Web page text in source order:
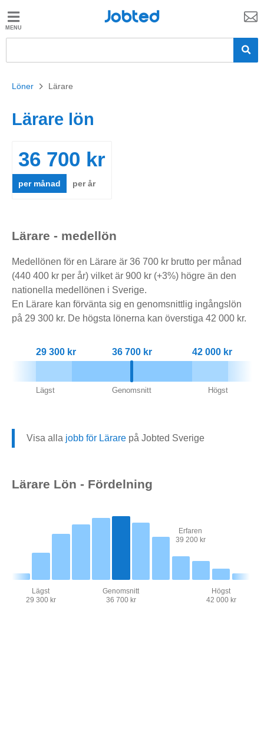
Jobted
Löner
Jobted
Löner > Lärare
Lärare lön
36 700 kr
per månad per år
Lärare - medellön
Medellönen för en Lärare är 36 700 kr brutto per månad
(440 400 kr per år) vilket är 900 kr (+3%) högre än den
nationella medellönen i Sverige.
En Lärare kan förvänta sig en genomsnittlig ingångslön
på 29 300 kr. De högsta lönerna kan överstiga 42 000 kr.
29 300 kr
Lägst
36 700 kr
Genomsnitt
42 000 kr
Högst
Visa alla jobb för Lärare på Jobted Sverige
Lärare Lön - Fördelning
Lägst
29 300 kr
Genomsnitt
36 700 kr
Erfaren
39 200 kr
Högst
42 000 kr